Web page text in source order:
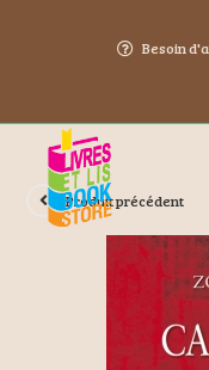
Besoin
Produit précédent